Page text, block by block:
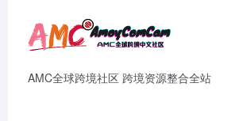
AMC全球跨境社区 跨境资源整合全站